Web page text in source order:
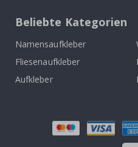
Beliebte Kategorien
Namensaufkleber
Fliesenaufkleber
Aufkleber